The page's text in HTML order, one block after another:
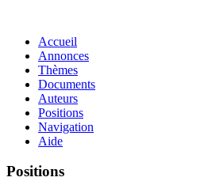
Accueil
Annonces
Thèmes
Documents
Auteurs
Positions
Navigation
Aide
Positions